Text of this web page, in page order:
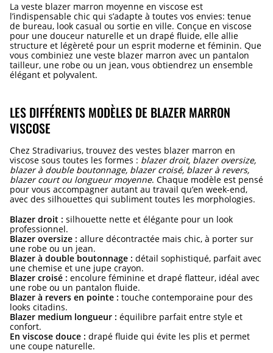
La veste blazer marron moyenne en viscose est
l’indispensable chic qui s’adapte à toutes vos envies: tenue
de bureau, look casual ou sortie en ville. Conçue en viscose
pour une douceur naturelle et un drapé fluide, elle allie
structure et légèreté pour un esprit moderne et féminin. Que
vous combiniez une veste blazer marron avec un pantalon
tailleur, une robe ou un jean, vous obtiendrez un ensemble
élégant et polyvalent.
LES DIFFÉRENTS MODÈLES DE BLAZER MARRON
VISCOSE
Chez Stradivarius, trouvez des vestes blazer marron en
viscose sous toutes les formes : blazer droit, blazer oversize,
blazer à double boutonnage, blazer croisé, blazer à revers,
blazer court ou longueur moyenne. Chaque modèle est pensé
pour vous accompagner autant au travail qu’en week-end,
avec des silhouettes qui subliment toutes les morphologies.
Blazer droit : silhouette nette et élégante pour un look
professionnel.
Blazer oversize : allure décontractée mais chic, à porter sur
une robe ou un jean.
Blazer à double boutonnage : détail sophistiqué, parfait avec
une chemise et une jupe crayon.
Blazer croisé : encolure féminine et drapé flatteur, idéal avec
une robe ou un pantalon fluide.
Blazer à revers en pointe : touche contemporaine pour des
looks citadins.
Blazer medium longueur : équilibre parfait entre style et
confort.
En viscose douce : drapé fluide qui évite les plis et permet
une coupe naturelle.